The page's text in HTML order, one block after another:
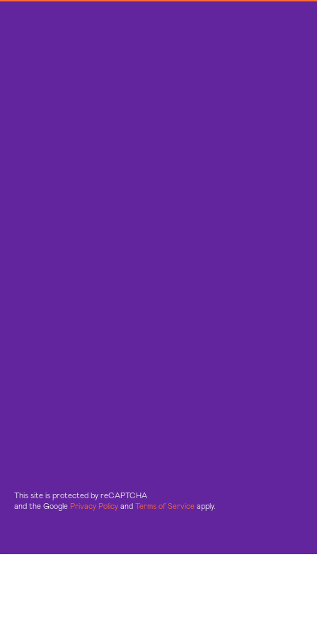
This site is protected by reCAPTCHA
and the Google Privacy Policy and Terms of Service apply.